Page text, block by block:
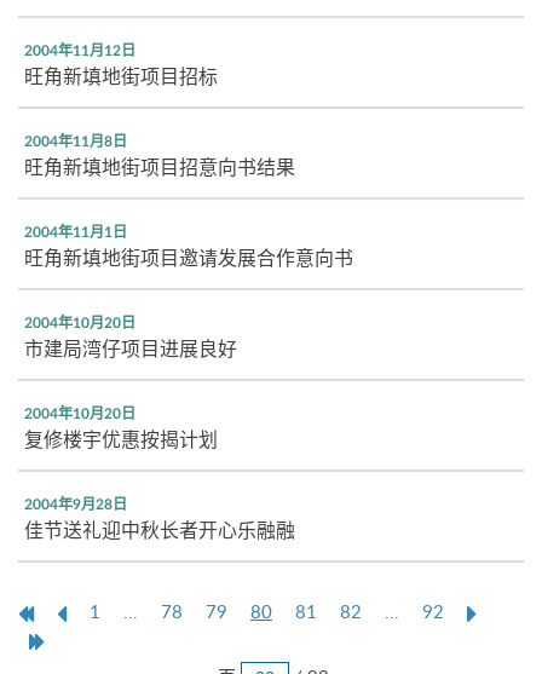
2004年11月12日
旺角新填地街项目招标
2004年11月8日
旺角新填地街项目招意向书结果
2004年11月1日
旺角新填地街项目邀请发展合作意向书
2004年10月20日
市建局湾仔项目进展良好
2004年10月20日
复修楼宇优惠按揭计划
2004年9月28日
佳节送礼迎中秋长者开心乐融融
第
一
上
1 ... 78 79 80本
81 82 ... 92
Next
Last